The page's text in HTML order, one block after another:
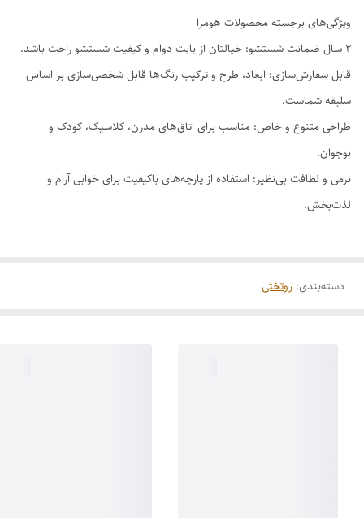
ویژگی‌های برجسته محصولات هومرا
۲ سال ضمانت شستشو: خیالتان از بابت دوام و کیفیت شستشو راحت باشد.
قابل سفارش‌سازی: ابعاد، طرح و ترکیب رنگ‌ها قابل شخصی‌سازی بر اساس
سلیقه شماست.
طراحی متنوع و خاص: مناسب برای اتاق‌های مدرن، کلاسیک، کودک و
نوجوان.
نرمی و لطافت بی‌نظیر: استفاده از پارچه‌های باکیفیت برای خوابی آرام و
لذت‌بخش.
دسته‌بندی: روتختی